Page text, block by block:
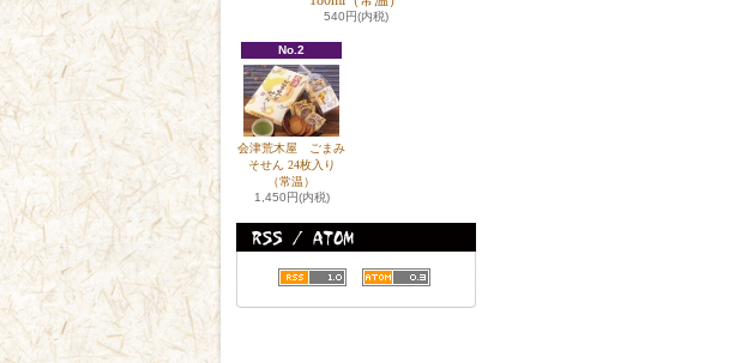
540円(内税)
No.2
会津荒木屋 ごまみ
そせん 24枚入り
（常温）
1,450円(内税)